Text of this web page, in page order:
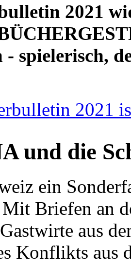
2021
- spielerisch,
2021
und die
ein
Briefen an
aus
Konflikts aus